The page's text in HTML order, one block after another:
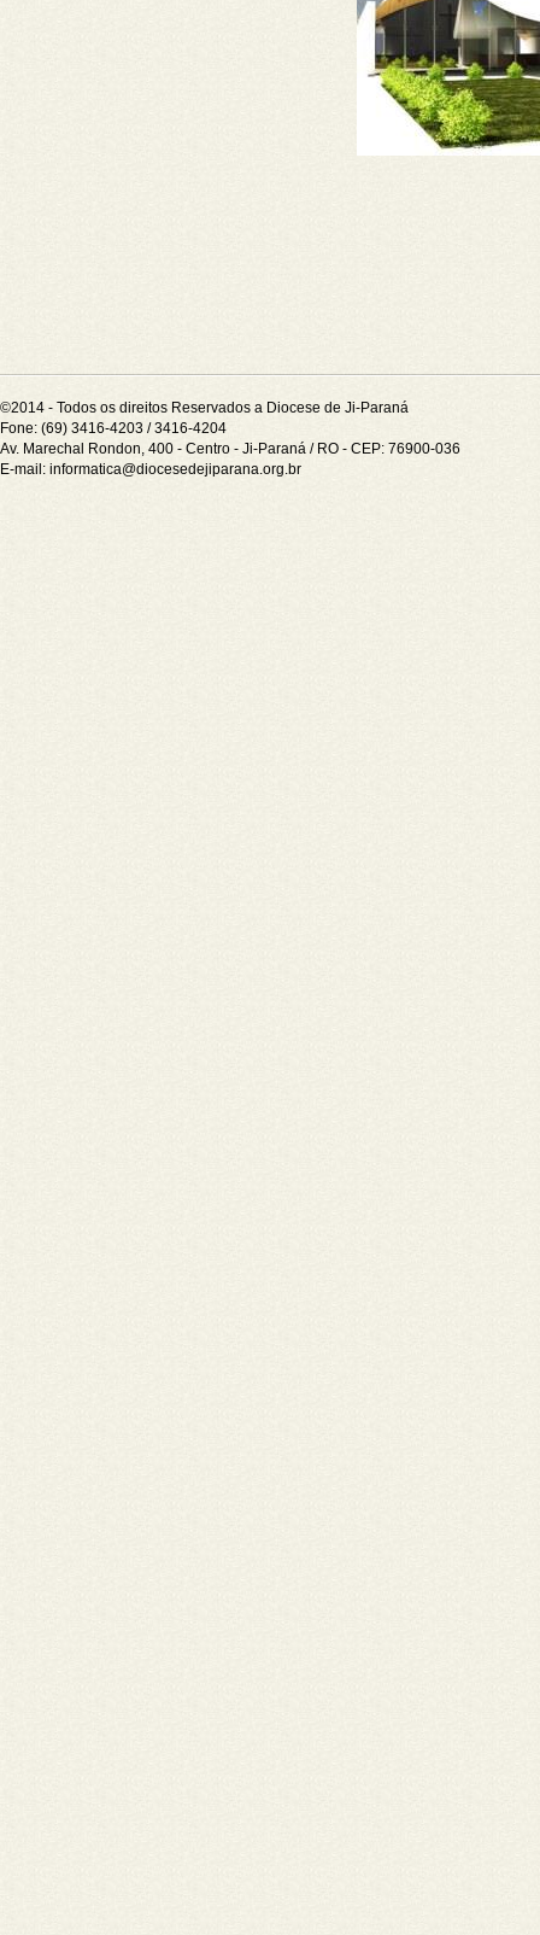
©2014 - Todos os direitos Reservados a Diocese de Ji-Paraná
Fone: (69) 3416-4203 / 3416-4204
Av. Marechal Rondon, 400 - Centro - Ji-Paraná / RO - CEP: 76900-036
E-mail: informatica@diocesedejiparana.org.br